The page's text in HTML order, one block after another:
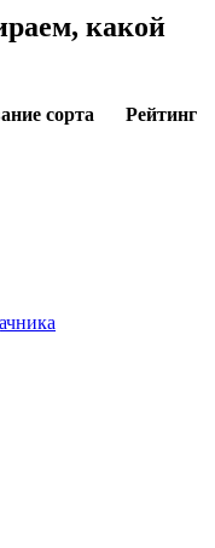
какой
сорта Рейтинг